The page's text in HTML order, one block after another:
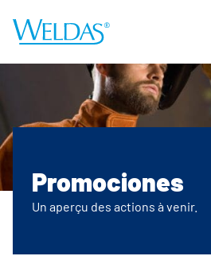
Promociones
Un aperçu des actions à venir.